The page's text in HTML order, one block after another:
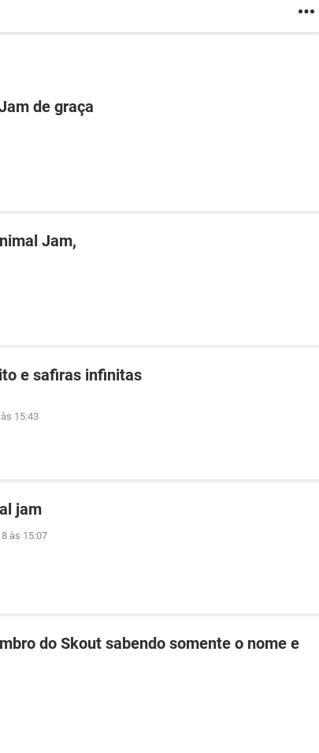
de graça
Jam,
e safiras infinitas
15:43
jam
às 15:07
do Skout sabendo somente o nome e